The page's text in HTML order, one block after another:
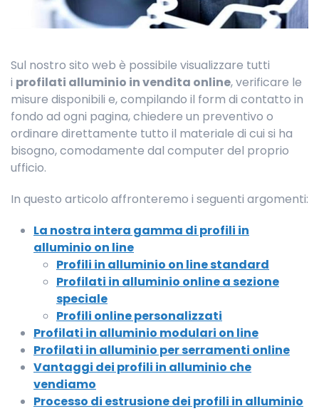
Sul nostro sito web è possibile visualizzare tutti
i profilati alluminio in vendita online, verificare le
misure disponibili e, compilando il form di contatto in
fondo ad ogni pagina, chiedere un preventivo o
ordinare direttamente tutto il materiale di cui si ha
bisogno, comodamente dal computer del proprio
ufficio.
In questo articolo affronteremo i seguenti argomenti:
La nostra intera gamma di profili in
alluminio on line
Profili in alluminio on line standard
Profilati in alluminio online a sezione
speciale
Profili online personalizzati
Profilati in alluminio modulari on line
Profilati in alluminio per serramenti online
Vantaggi dei profili in alluminio che
vendiamo
Processo di estrusione dei profili in alluminio